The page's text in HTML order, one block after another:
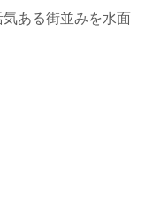
ある街並みを水面